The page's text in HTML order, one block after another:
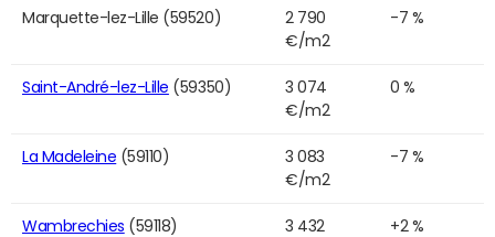
Marquette-lez-Lille (59520)
2 790
€/m2
-7 %
Saint-André-lez-Lille (59350)
3 074
€/m2
0 %
La Madeleine (59110)
3 083
€/m2
-7 %
Wambrechies (59118)
3 432
+2 %